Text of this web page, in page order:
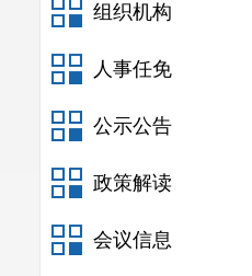
组织机构
人事任免
公示公告
政策解读
会议信息